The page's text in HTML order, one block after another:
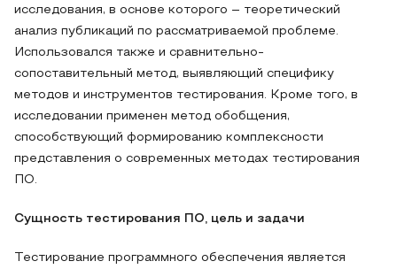
исследования, в основе которого – теоретический
анализ публикаций по рассматриваемой проблеме.
Использовался также и сравнительно-
сопоставительный метод, выявляющий специфику
методов и инструментов тестирования. Кроме того, в
исследовании применен метод обобщения,
способствующий формированию комплексности
представления о современных методах тестирования
ПО.
Сущность тестирования ПО, цель и задачи
Тестирование программного обеспечения является